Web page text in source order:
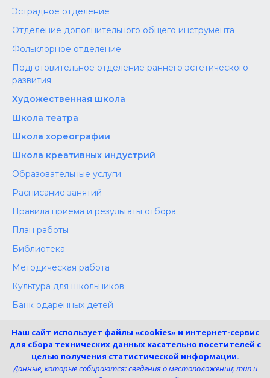
Эстрадное отделение
Отделение дополнительного общего инструмента
Фольклорное отделение
Подготовительное отделение раннего эстетического
развития
Художественная школа
Школа‌‌‌‌ театра
Школа хореографии
Школа креативных индустрий
Образовательные услуги
Расписание занятий
Правила приема и результаты отбора
План работы
Библиотека
Методическая работа
Культура для школьников
Банк одаренных детей
Независимая оценка
Меры поддержки участников СВО
Наш сайт использует файлы «cookies» и интернет-сервис
для сбора технических данных касательно посетителей с
целью получения статистической информации.
Данные, которые собираются: сведения о местоположении; тип и